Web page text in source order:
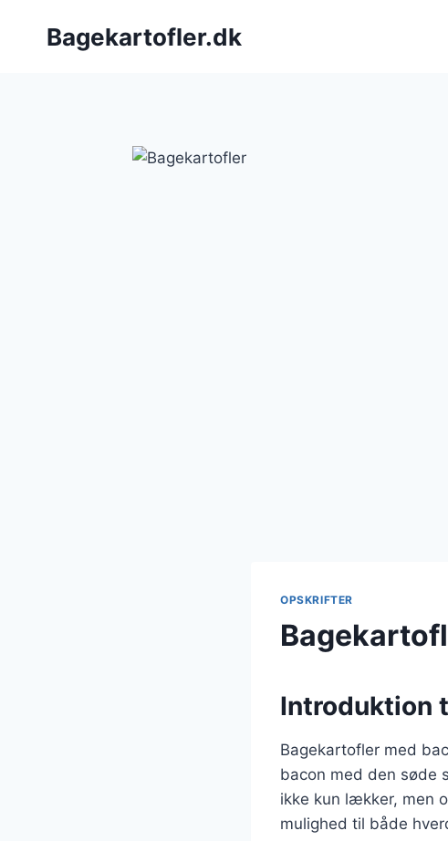
Bagekartofler.dk
OPSKRIFTER
Introduktion
Bagekartofler med
bacon med den søde
ikke kun lækker, men
mulighed til både